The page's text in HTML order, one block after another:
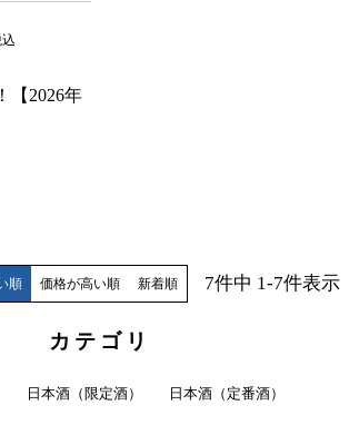
【2026年
順 価格が高い順 新着順 7件中 1-7件表示
カテゴリ
日本酒（限定酒） 日本酒（定番酒）